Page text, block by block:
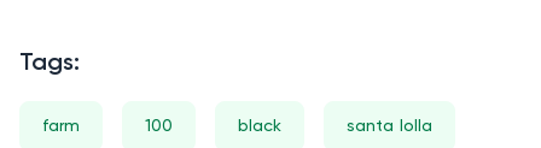
Tags:
farm 100 black santa lolla